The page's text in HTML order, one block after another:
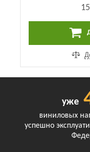
уже
виниловых
успешно